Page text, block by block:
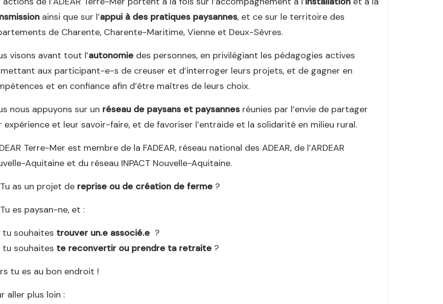
ainsi que sur l’appui à des pratiques paysannes, et ce sur le territoire des
de Charente, Charente-Maritime, Vienne et Deux-Sèvres.
visons avant tout l’autonomie des personnes, en privilégiant les pédagogies actives
aux participant-e-s de creuser et d’interroger leurs projets, et de gagner en
et en confiance afin d’être maîtres de leurs choix.
nous appuyons sur un réseau de paysans et paysannes réunies par l’envie de partager
expérience et leur savoir-faire, et de favoriser l’entraide et la solidarité en milieu rural.
Terre-Mer est membre de la FADEAR, réseau national des ADEAR, de l’ARDEAR
Aquitaine et du réseau INPACT Nouvelle-Aquitaine.
as un projet de reprise ou de création de ferme ?
es paysan-ne, et :
tu souhaites trouver un.e associé.e ?
tu souhaites te reconvertir ou prendre ta retraite ?
tu es au bon endroit !
aller plus loin :